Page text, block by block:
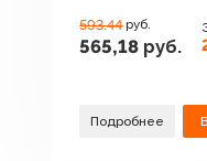
593.44 руб.
565,18 руб.
Подробнее